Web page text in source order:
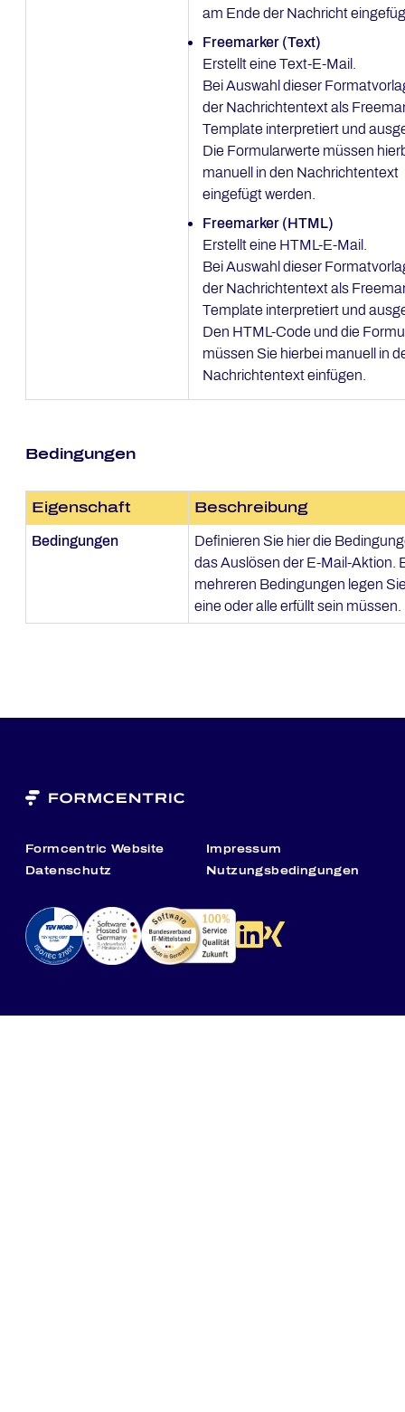
am Ende der Nachricht
Freemarker (Text)
Erstellt eine Text-E-Mail.
Bei Auswahl dieser
der Nachrichtentext als
Template interpretiert und
Die Formularwerte müssen
manuell in den Nachrichtentext
eingefügt werden.
Freemarker (HTML)
Erstellt eine HTML-E-Mail.
Bei Auswahl dieser
der Nachrichtentext als
Template interpretiert und
Den HTML-Code und die
müssen Sie hierbei manuell in
Nachrichtentext einfügen.
Bedingungen
Eigenschaft Beschreibung
Bedingungen
Definieren Sie hier die
das Auslösen der E-Mail-Aktion.
mehreren Bedingungen legen
eine oder alle erfüllt sein müssen.
Formcentric Website
Impressum
Datenschutz
Nutzungsbedingungen